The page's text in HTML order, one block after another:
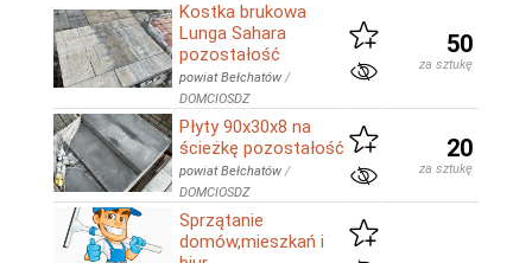
Kostka brukowa
Lunga Sahara
pozostałość
powiat Bełchatów /
DOMCIOSDZ
50
za sztukę
Płyty 90x30x8 na
ścieżkę pozostałość
powiat Bełchatów /
DOMCIOSDZ
20
za sztukę
Sprzątanie
domów,mieszkań i